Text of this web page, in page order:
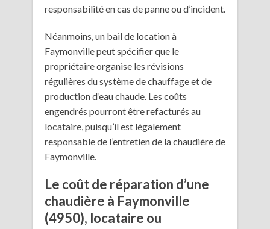
responsabilité en cas de panne ou d’incident.
Néanmoins, un bail de location à
Faymonville peut spécifier que le
propriétaire organise les révisions
régulières du système de chauffage et de
production d’eau chaude. Les coûts
engendrés pourront être refacturés au
locataire, puisqu’il est légalement
responsable de l’entretien de la chaudière de
Faymonville.
Le coût de réparation d’une
chaudière à Faymonville
(4950), locataire ou